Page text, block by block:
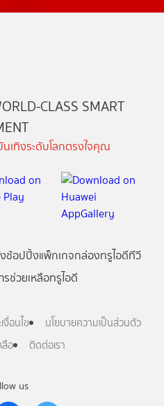
us
CLASS SMART
เทิงระดับโลกตรงใจคุณ
ช้อปปิ้งแพ็กเกจกล่องทรูไอดีทีวี
รช่วยเหลือทรูไอดี
งื่อนไข
นโยบายความเป็นส่วนตัว
ลือ
ติดต่อเรา